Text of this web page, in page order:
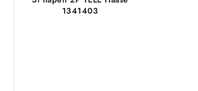
1341403